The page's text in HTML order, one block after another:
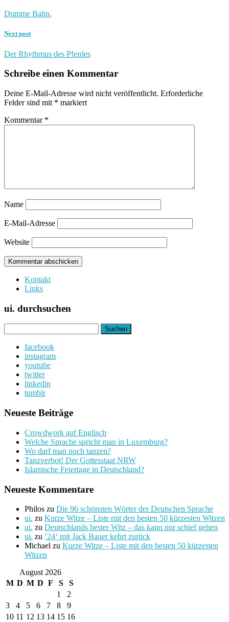
Dumme Bahn.
Next post
Der Rhythmus des Pferdes
Schreibe einen Kommentar
Deine E-Mail-Adresse wird nicht veröffentlicht. Erforderliche
Felder sind mit * markiert
Kommentar *
Name
E-Mail-Adresse
Website
Kontakt
Links
ui. durchsuchen
nach:
facebook
instagram
youtube
twitter
linkedin
tumblr
Neueste Beiträge
Crowdwork auf Englisch
Welche Sprache spricht man in Luxemburg?
Wo darf man noch tanzen?
Tanzverbot! Der Gottesstaat NRW
Islamische Feiertage in Deutschland?
Neueste Kommentare
Philos zu Die 96 schönsten Wörter der Deutschen Sprache
ui. zu Kurze Witze – Liste mit den besten 50 kürzesten Witzen
ui. zu Deutschlands bester Witz – das kann nur schief gehen
ui. zu ’24‘ mit Jack Bauer kehrt zurück
Michael zu Kurze Witze – Liste mit den besten 50 kürzesten
Witzen
August 2026
M D M D F S
S
1
2
3
4 5 6 7 8
9
10 11 12 13 14 15 16